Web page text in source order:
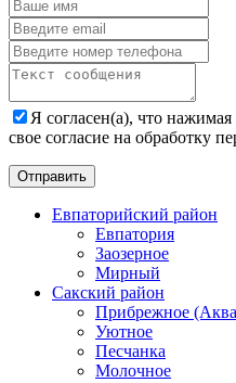
Я согласен(а), что
свое согласие на обработку
Евпаторийский район
Евпатория
Заозерное
Мирный
Сакский район
Прибрежное
Уютное
Песчанка
Молочное